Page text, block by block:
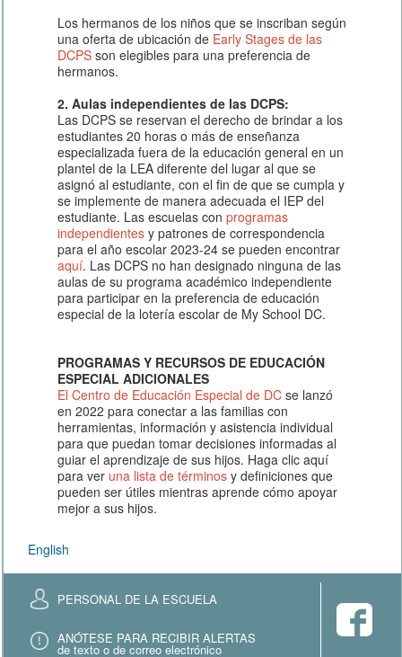
Los hermanos de los niños que se inscriban según
una oferta de ubicación de Early Stages de las
DCPS son elegibles para una preferencia de
hermanos.
2. Aulas independientes de las DCPS:
Las DCPS se reservan el derecho de brindar a los
estudiantes 20 horas o más de enseñanza
especializada fuera de la educación general en un
plantel de la LEA diferente del lugar al que se
asignó al estudiante, con el fin de que se cumpla y
se implemente de manera adecuada el IEP del
estudiante. Las escuelas con programas
independientes y patrones de correspondencia
para el año escolar 2023-24 se pueden encontrar
aquí. Las DCPS no han designado ninguna de las
aulas de su programa académico independiente
para participar en la preferencia de educación
especial de la lotería escolar de My School DC.
PROGRAMAS Y RECURSOS DE EDUCACIÓN
ESPECIAL ADICIONALES
El Centro de Educación Especial de DC se lanzó
en 2022 para conectar a las familias con
herramientas, información y asistencia individual
para que puedan tomar decisiones informadas al
guiar el aprendizaje de sus hijos. Haga clic aquí
para ver una lista de términos y definiciones que
pueden ser útiles mientras aprende cómo apoyar
mejor a sus hijos.
English
PERSONAL DE LA ESCUELA
ANÓTESE PARA RECIBIR ALERTAS
de texto o de correo electrónico